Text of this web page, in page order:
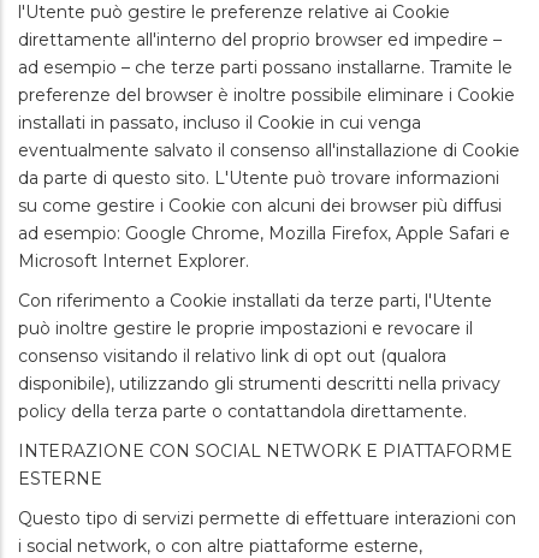
l'Utente può gestire le preferenze relative ai Cookie
direttamente all'interno del proprio browser ed impedire –
ad esempio – che terze parti possano installarne. Tramite le
preferenze del browser è inoltre possibile eliminare i Cookie
installati in passato, incluso il Cookie in cui venga
eventualmente salvato il consenso all'installazione di Cookie
da parte di questo sito. L'Utente può trovare informazioni
su come gestire i Cookie con alcuni dei browser più diffusi
ad esempio: Google Chrome, Mozilla Firefox, Apple Safari e
Microsoft Internet Explorer.
Con riferimento a Cookie installati da terze parti, l'Utente
può inoltre gestire le proprie impostazioni e revocare il
consenso visitando il relativo link di opt out (qualora
disponibile), utilizzando gli strumenti descritti nella privacy
policy della terza parte o contattandola direttamente.
INTERAZIONE CON SOCIAL NETWORK E PIATTAFORME
ESTERNE
Questo tipo di servizi permette di effettuare interazioni con
i social network, o con altre piattaforme esterne,